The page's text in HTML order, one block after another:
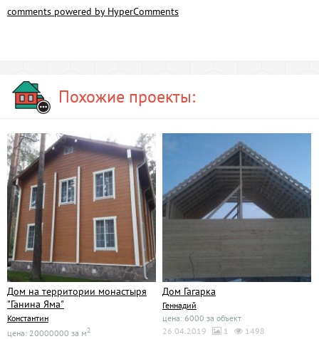
comments powered by HyperComments
Похожие проекты:
Дом на территории монастыря
"Ганина Яма"
Константин
цена: 20000000 за м2
Дом Гагарка
Геннадий
цена: 6000 за объект
26.04.2019
1 1498